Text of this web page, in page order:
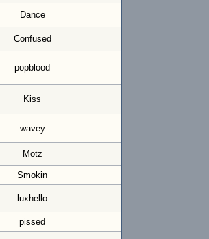
Dance
Confused
popblood
Kiss
wavey
Motz
Smokin
luxhello
pissed